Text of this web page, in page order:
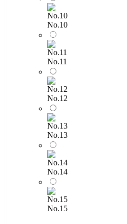
No.10
No.11
No.12
No.13
No.14
No.15